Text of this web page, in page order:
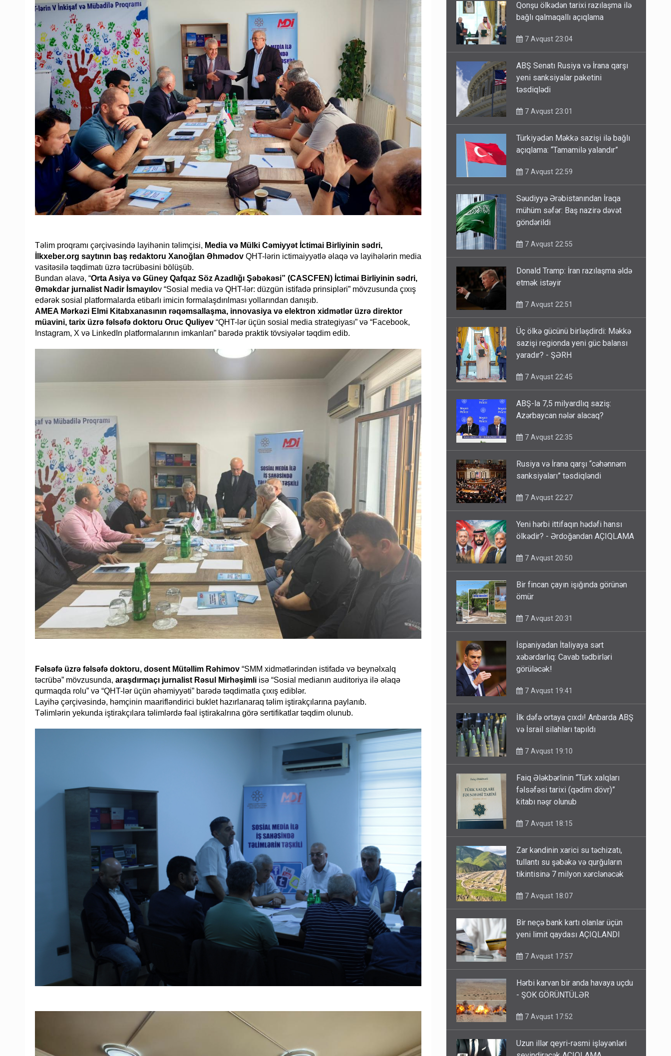
Təlim proqramı çərçivəsində layihənin təlimçisi, Media və Mülki Cəmiyyət İctimai Birliyinin sədri,
İlkxeber.org saytının baş redaktoru Xanoğlan Əhmədov QHT-lərin ictimaiyyətlə əlaqə və layihələrin media
vasitəsilə təqdimatı üzrə təcrübəsini bölüşüb.
Bundan əlavə, “Orta Asiya və Güney Qafqaz Söz Azadlığı Şəbəkəsi” (CASCFEN) İctimai Birliyinin sədri,
Əməkdar jurnalist Nadir İsmayılov “Sosial media və QHT-lər: düzgün istifadə prinsipləri” mövzusunda çıxış
edərək sosial platformalarda etibarlı imicin formalaşdırılması yollarından danışıb.
AMEA Mərkəzi Elmi Kitabxanasının rəqəmsallaşma, innovasiya və elektron xidmətlər üzrə direktor
müavini, tarix üzrə fəlsəfə doktoru Oruc Quliyev “QHT-lər üçün sosial media strategiyası” və “Facebook,
Instagram, X və LinkedIn platformalarının imkanları” barədə praktik tövsiyələr təqdim edib.
Fəlsəfə üzrə fəlsəfə doktoru, dosent Mütəllim Rəhimov “SMM xidmətlərindən istifadə və beynəlxalq
təcrübə” mövzusunda, araşdırmaçı jurnalist Rəsul Mirhəşimli isə “Sosial medianın auditoriya ilə əlaqə
qurmaqda rolu” və “QHT-lər üçün əhəmiyyəti” barədə təqdimatla çıxış ediblər.
Layihə çərçivəsində, həmçinin maarifləndirici buklet hazırlanaraq təlim iştirakçılarına paylanıb.
Təlimlərin yekunda iştirakçılara təlimlərdə fəal iştirakalrına görə sertifikatlar təqdim olunub.
Qonşu ölkədən tarixi razılaşma ilə
bağlı qalmaqallı açıqlama
7 Avqust 23:04
ABŞ Senatı Rusiya və İrana qarşı
yeni sanksiyalar paketini
təsdiqlədi
7 Avqust 23:01
Türkiyədən Məkkə sazişi ilə bağlı
açıqlama: “Tamamilə yalandır”
7 Avqust 22:59
Səudiyyə Ərəbistanından İraqa
mühüm səfər: Baş nazirə dəvət
göndərildi
7 Avqust 22:55
Donald Tramp: İran razılaşma əldə
etmək istəyir
7 Avqust 22:51
Üç ölkə gücünü birləşdirdi: Məkkə
sazişi regionda yeni güc balansı
yaradır? - ŞƏRH
7 Avqust 22:45
ABŞ-la 7,5 milyardlıq saziş:
Azərbaycan nələr alacaq?
7 Avqust 22:35
Rusiya və İrana qarşı “cəhənnəm
sanksiyaları” təsdiqləndi
7 Avqust 22:27
Yeni hərbi ittifaqın hədəfi hansı
ölkədir? - Ərdoğandan AÇIQLAMA
7 Avqust 20:50
Bir fincan çayın işığında görünən
ömür
7 Avqust 20:31
İspaniyadan İtaliyaya sərt
xəbərdarlıq: Cavab tədbirləri
görüləcək!
7 Avqust 19:41
İlk dəfə ortaya çıxdı! Anbarda ABŞ
və İsrail silahları tapıldı
7 Avqust 19:10
Faiq Ələkbərlinin “Türk xalqları
fəlsəfəsi tarixi (qədim dövr)”
kitabı nəşr olunub
7 Avqust 18:15
Zar kəndinin xarici su təchizatı,
tullantı su şəbəkə və qurğuların
tikintisinə 7 milyon xərclənəcək
7 Avqust 18:07
Bir neçə bank kartı olanlar üçün
yeni limit qaydası AÇIQLANDI
7 Avqust 17:57
Hərbi karvan bir anda havaya uçdu
- ŞOK GÖRÜNTÜLƏR
7 Avqust 17:52
Uzun illər qeyri-rəsmi işləyənləri